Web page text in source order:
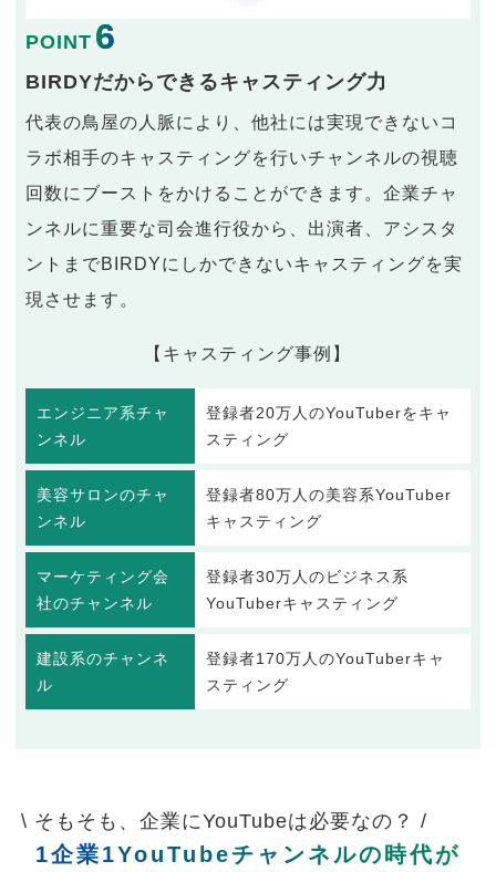
POINT 6
BIRDYだからできるキャスティング力
代表の鳥屋の人脈により、他社には実現できないコ
ラボ相手のキャスティングを行いチャンネルの視聴
回数にブーストをかけることができます。企業チャ
ンネルに重要な司会進行役から、出演者、アシスタ
ントまでBIRDYにしかできないキャスティングを実
現させます。
【キャスティング事例】
エンジニア系チャ
ンネル
登録者20万人のYouTuberをキャ
スティング
美容サロンのチャ
ンネル
登録者80万人の美容系YouTuber
キャスティング
マーケティング会
社のチャンネル
登録者30万人のビジネス系
YouTuberキャスティング
建設系のチャンネ
ル
登録者170万人のYouTuberキャ
スティング
\ そもそも、企業にYouTubeは必要なの？ /
1企業1YouTubeチャンネルの時代が